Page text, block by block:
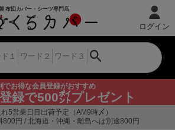
でお得な会員登録がおすすめ
録で500㌽プレゼント
ログイン
5営業日目出荷予定（AM9時〆）
800円 / 北海道・沖縄・離島へは別途800円